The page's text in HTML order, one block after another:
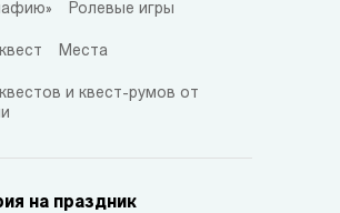
Ролевые игры
Места
и квест-румов от
на праздник